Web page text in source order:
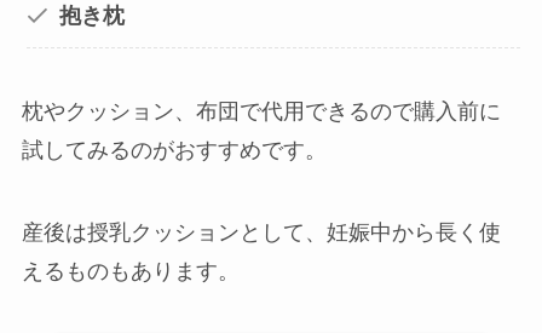
抱き枕
枕やクッション、布団で代用できるので購入前に
試してみるのがおすすめです。
産後は授乳クッションとして、妊娠中から長く使
えるものもあります。